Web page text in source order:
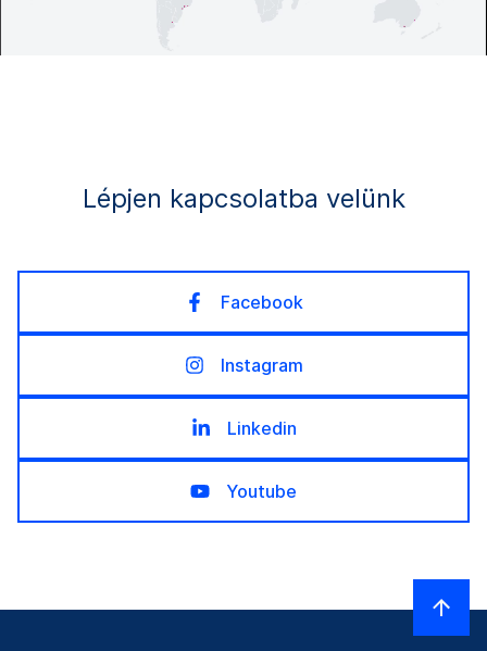
Lépjen kapcsolatba velünk
Facebook
Instagram
Linkedin
Youtube